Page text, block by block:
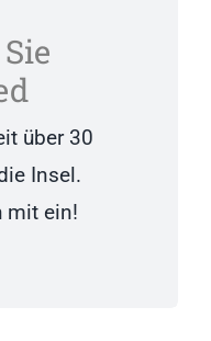
über 30
Insel.
mit ein!